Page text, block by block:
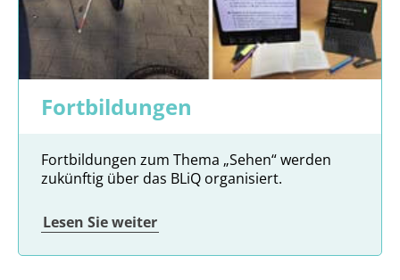
Fortbildungen
Fortbildungen zum Thema „Sehen“ werden
zukünftig über das BLiQ organisiert.
Lesen Sie weiter